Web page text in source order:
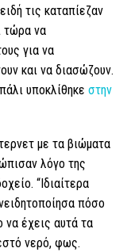
τις καταπίεζαν
τώρα να
για να
και να διασώζουν.
υποκλίθηκε στην
με τα βιώματα
λόγο της
“Ιδιαίτερα
πόσο
να έχεις αυτά τα
νερό, φως.